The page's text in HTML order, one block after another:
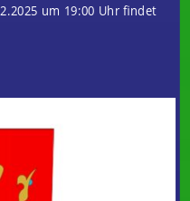
um 19:00 Uhr findet